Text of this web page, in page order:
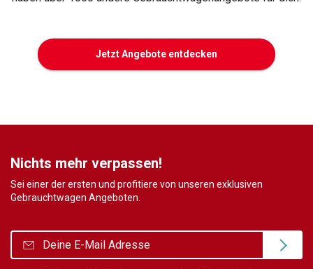
Jetzt Angebote entdecken
Nichts mehr verpassen!
Sei einer der ersten und profitiere von unseren exklusiven
Gebrauchtwagen Angeboten.